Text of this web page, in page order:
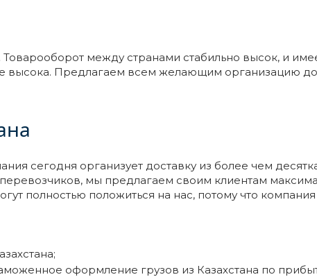
между странами стабильно высок, и
высока. Предлагаем всем желающим организацию
сегодня организует доставку из более чем
мы предлагаем своим клиентам
полностью положиться на нас, потому что
оформление грузов из Казахстана по